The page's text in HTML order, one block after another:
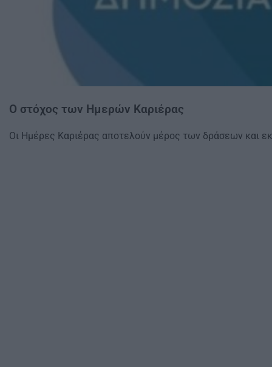
Ο στόχος των Ημερών Καριέρας
Οι Ημέρες Καριέρας αποτελούν μέρος των δράσεων και